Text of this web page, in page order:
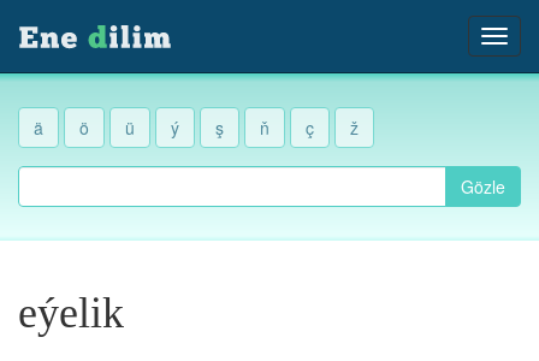
ä ö ü ý ş ň ç ž
Gözle
eýelik